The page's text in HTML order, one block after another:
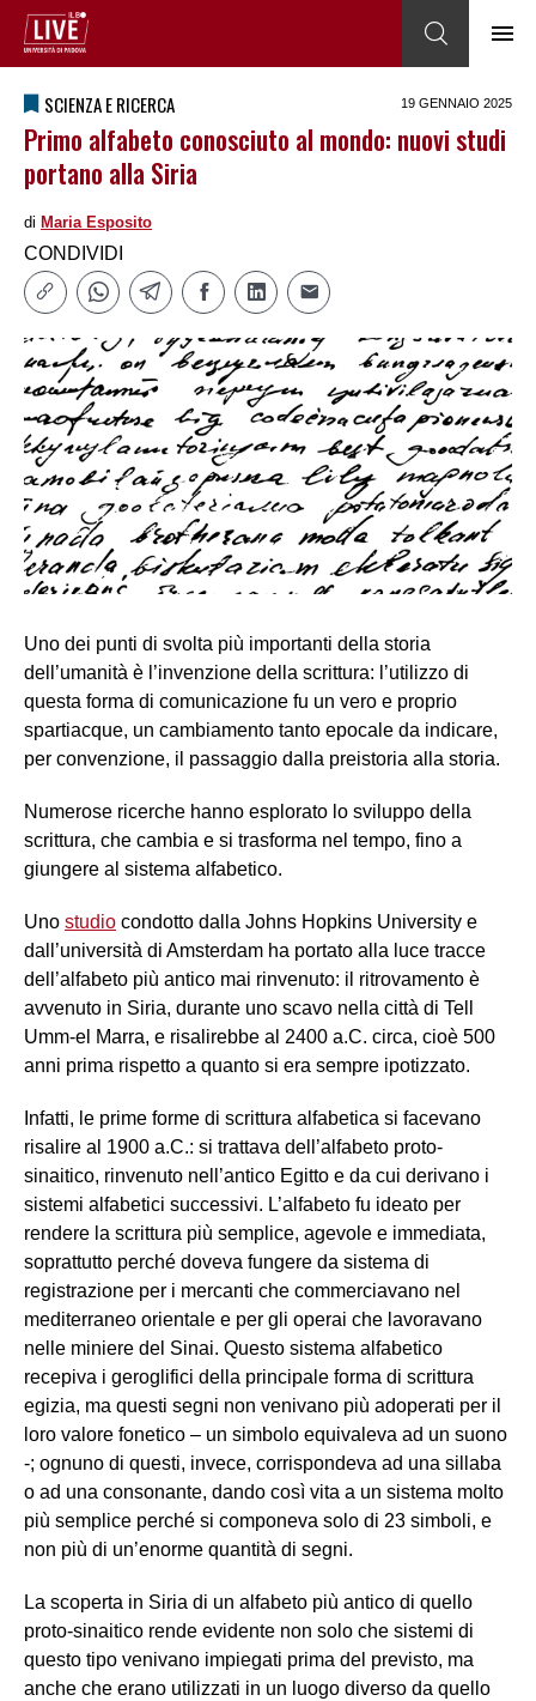
SCIENZA E RICERCA 19 GENNAIO 2025
Primo alfabeto conosciuto al mondo: nuovi studi
portano alla Siria
di Maria Esposito
CONDIVIDI
Uno dei punti di svolta più importanti della storia
dell’umanità è l’invenzione della scrittura: l’utilizzo di
questa forma di comunicazione fu un vero e proprio
spartiacque, un cambiamento tanto epocale da indicare,
per convenzione, il passaggio dalla preistoria alla storia.
Numerose ricerche hanno esplorato lo sviluppo della
scrittura, che cambia e si trasforma nel tempo, fino a
giungere al sistema alfabetico.
Uno studio condotto dalla Johns Hopkins University e
dall’università di Amsterdam ha portato alla luce tracce
dell’alfabeto più antico mai rinvenuto: il ritrovamento è
avvenuto in Siria, durante uno scavo nella città di Tell
Umm-el Marra, e risalirebbe al 2400 a.C. circa, cioè 500
anni prima rispetto a quanto si era sempre ipotizzato.
Infatti, le prime forme di scrittura alfabetica si facevano
risalire al 1900 a.C.: si trattava dell’alfabeto proto-
sinaitico, rinvenuto nell’antico Egitto e da cui derivano i
sistemi alfabetici successivi. L’alfabeto fu ideato per
rendere la scrittura più semplice, agevole e immediata,
soprattutto perché doveva fungere da sistema di
registrazione per i mercanti che commerciavano nel
mediterraneo orientale e per gli operai che lavoravano
nelle miniere del Sinai. Questo sistema alfabetico
recepiva i geroglifici della principale forma di scrittura
egizia, ma questi segni non venivano più adoperati per il
loro valore fonetico – un simbolo equivaleva ad un suono
-; ognuno di questi, invece, corrispondeva ad una sillaba
o ad una consonante, dando così vita a un sistema molto
più semplice perché si componeva solo di 23 simboli, e
non più di un’enorme quantità di segni.
La scoperta in Siria di un alfabeto più antico di quello
proto-sinaitico rende evidente non solo che sistemi di
questo tipo venivano impiegati prima del previsto, ma
anche che erano utilizzati in un luogo diverso da quello